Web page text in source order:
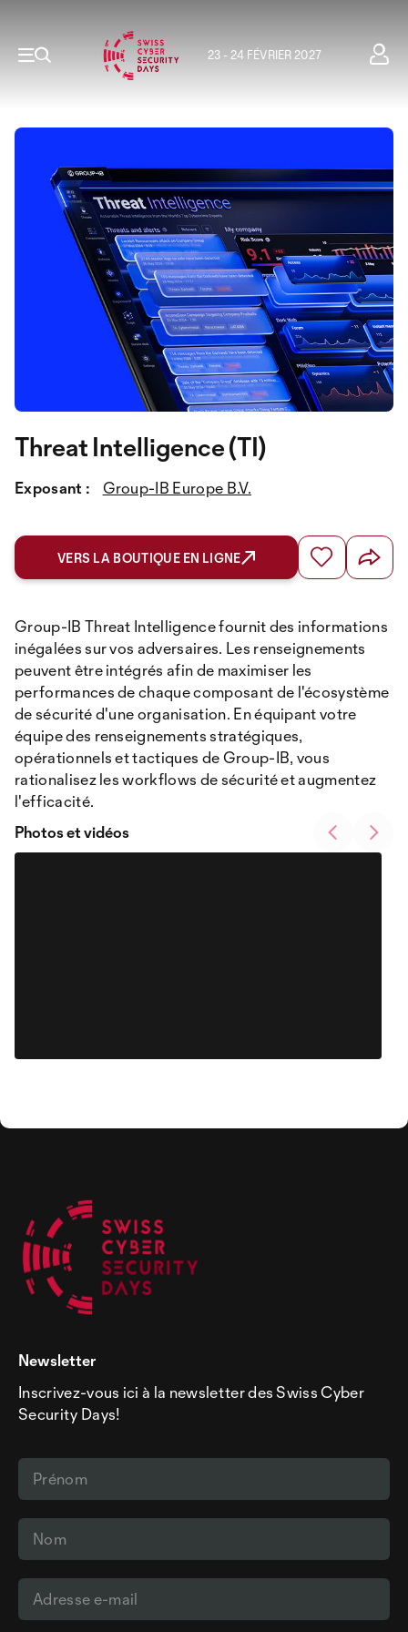
23 - 24 FÉVRIER 2027
Threat Intelligence (TI)
Exposant : Group-IB Europe B.V.
VERS LA BOUTIQUE EN LIGNE
Group-IB Threat Intelligence fournit des informations
inégalées sur vos adversaires. Les renseignements
peuvent être intégrés afin de maximiser les
performances de chaque composant de l'écosystème
de sécurité d'une organisation. En équipant votre
équipe des renseignements stratégiques,
opérationnels et tactiques de Group-IB, vous
rationalisez les workflows de sécurité et augmentez
l'efficacité.
Photos et vidéos
Newsletter
Inscrivez-vous ici à la newsletter des Swiss Cyber
Security Days!